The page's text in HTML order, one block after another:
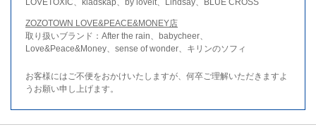
ZOZOTOWN LOVE&PEACE&MONEY店
取り扱いブランド：After the rain、babycheer、
Love&Peace&Money、sense of wonder、キリンのソフィ
お客様にはご不便をおかけいたしますが、何卒ご理解いただきますよ
うお願い申し上げます。